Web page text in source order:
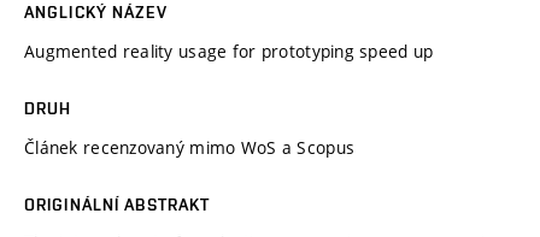
ANGLICKÝ NÁZEV
Augmented reality usage for prototyping speed up
DRUH
Článek recenzovaný mimo WoS a Scopus
ORIGINÁLNÍ ABSTRAKT